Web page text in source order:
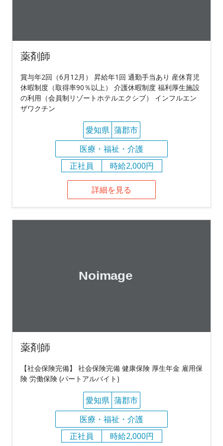
薬剤師
賞与年2回（6月12月） 昇給年1回 通勤手当あり 産休育児
休暇制度（取得率90％以上） 介護休暇制度 福利厚生施設
の利用（会員制リゾートホテルエクシブ） インフルエン
ザワクチン
愛知県 蒲郡市
医療・福祉・介護
正社員
時給2,000円
詳細を見る
薬剤師
【社会保険完備】 社会保険完備 健康保険 厚生年金 雇用保
険 労働保険 (パートアルバイト)
愛知県 蒲郡市
医療・福祉・介護
正社員
時給2,000円